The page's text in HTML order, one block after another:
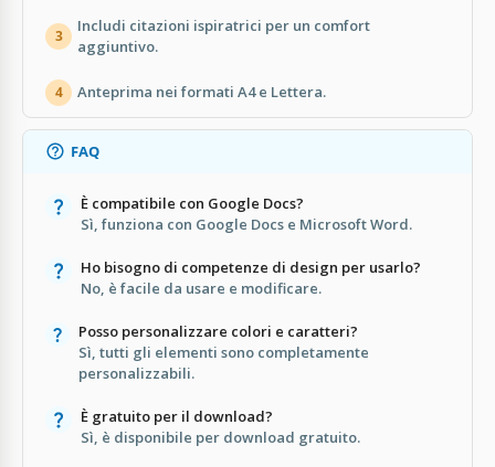
3
Includi citazioni ispiratrici per un comfort
aggiuntivo.
4 Anteprima nei formati A4 e Lettera.
FAQ
È compatibile con Google Docs?
Sì, funziona con Google Docs e Microsoft Word.
Ho bisogno di competenze di design per usarlo?
No, è facile da usare e modificare.
Posso personalizzare colori e caratteri?
Sì, tutti gli elementi sono completamente
personalizzabili.
È gratuito per il download?
Sì, è disponibile per download gratuito.